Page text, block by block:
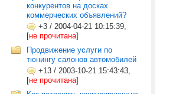
конкурентов на досках
коммерческих объявлений?
+3 / 2004-04-21 10:15:39,
[не прочитана]
Продвижение услуги по
тюнингу салонов автомобилей
+13 / 2003-10-21 15:43:43,
[не прочитана]